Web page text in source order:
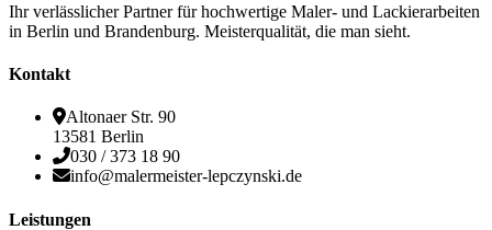
Ihr verlässlicher Partner für hochwertige Maler- und Lackierarbeiten
in Berlin und Brandenburg. Meisterqualität, die man sieht.
Kontakt
Altonaer Str. 90
13581 Berlin
030 / 373 18 90
info@malermeister-lepczynski.de
Leistungen